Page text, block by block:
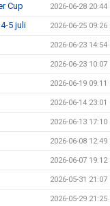
Cup 2026-06-28 20:44
5 juli 2026-06-25 09:26
2026-06-23 14:54
2026-06-23 10:07
2026-06-19 09:11
2026-06-14 23:01
2026-06-13 17:10
2026-06-08 12:49
2026-06-07 19:12
2026-05-31 21:07
2026-05-29 21:25